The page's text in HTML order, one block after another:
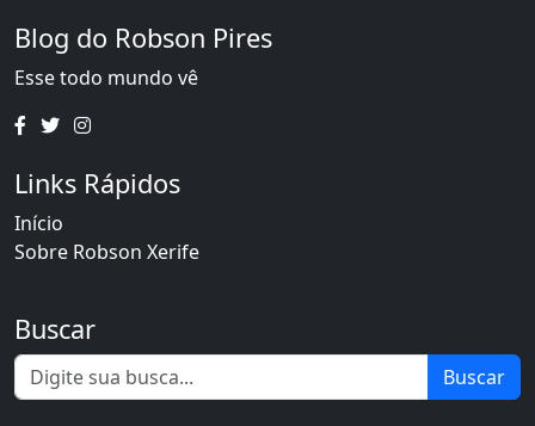
Blog do Robson Pires
Esse todo mundo vê
Links Rápidos
Início
Sobre Robson Xerife
Buscar
Buscar